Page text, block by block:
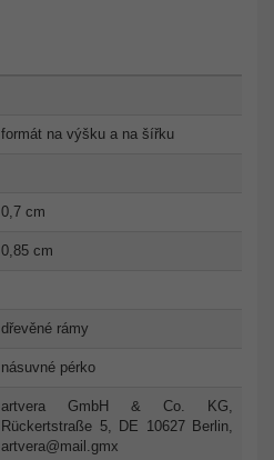
formát na výšku a na šířku
0,7 cm
0,85 cm
dřevěné rámy
násuvné pérko
artvera GmbH & Co. KG,
Rückertstraße 5, DE 10627 Berlin,
artvera@mail.gmx